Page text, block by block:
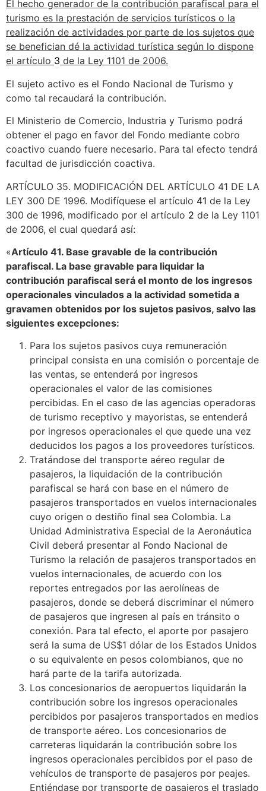
El hecho generador de la contribución parafiscal para el
turismo es la prestación de servicios turísticos o la
realización de actividades por parte de los sujetos que
se benefician dé la actividad turística según lo dispone
el artículo 3 de la Ley 1101 de 2006.
El sujeto activo es el Fondo Nacional de Turismo y
como tal recaudará la contribución.
El Ministerio de Comercio, Industria y Turismo podrá
obtener el pago en favor del Fondo mediante cobro
coactivo cuando fuere necesario. Para tal efecto tendrá
facultad de jurisdicción coactiva.
ARTÍCULO 35. MODIFICACIÓN DEL ARTÍCULO 41 DE LA
LEY 300 DE 1996. Modifíquese el artículo 41 de la Ley
300 de 1996, modificado por el artículo 2 de la Ley 1101
de 2006, el cual quedará así:
«Artículo 41. Base gravable de la contribución
parafiscal. La base gravable para liquidar la
contribución parafiscal será el monto de los ingresos
operacionales vinculados a la actividad sometida a
gravamen obtenidos por los sujetos pasivos, salvo las
siguientes excepciones:
Para los sujetos pasivos cuya remuneración
principal consista en una comisión o porcentaje de
las ventas, se entenderá por ingresos
operacionales el valor de las comisiones
percibidas. En el caso de las agencias operadoras
de turismo receptivo y mayoristas, se entenderá
por ingresos operacionales el que quede una vez
deducidos los pagos a los proveedores turísticos.
Tratándose del transporte aéreo regular de
pasajeros, la liquidación de la contribución
parafiscal se hará con base en el número de
pasajeros transportados en vuelos internacionales
cuyo origen o destiño final sea Colombia. La
Unidad Administrativa Especial de la Aeronáutica
Civil deberá presentar al Fondo Nacional de
Turismo la relación de pasajeros transportados en
vuelos internacionales, de acuerdo con los
reportes entregados por las aerolíneas de
pasajeros, donde se deberá discriminar el número
de pasajeros que ingresen al país en tránsito o
conexión. Para tal efecto, el aporte por pasajero
será la suma de US$1 dólar de los Estados Unidos
o su equivalente en pesos colombianos, que no
hará parte de la tarifa autorizada.
Los concesionarios de aeropuertos liquidarán la
contribución sobre los ingresos operacionales
percibidos por pasajeros transportados en medios
de transporte aéreo. Los concesionarios de
carreteras liquidarán la contribución sobre los
ingresos operacionales percibidos por el paso de
vehículos de transporte de pasajeros por peajes.
Entiéndase por transporte de pasajeros el traslado